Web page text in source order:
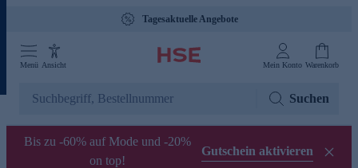
Tagesaktuelle Angebote
Menü Ansicht Mein Konto Warenkorb
Suchen
Bis zu -60% auf Mode und -20%
on top!
Gutschein aktivieren